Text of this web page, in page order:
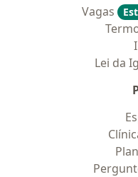
Vagas
Lei da